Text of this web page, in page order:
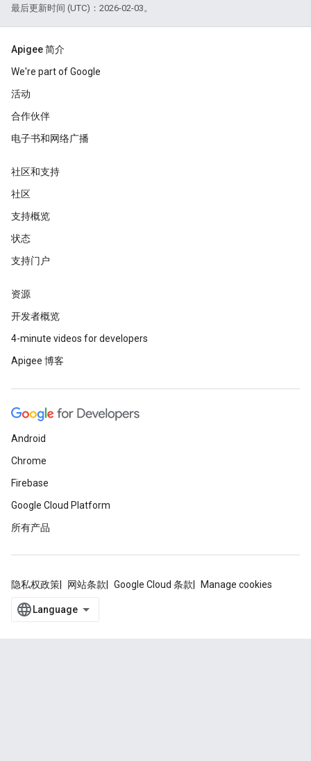
最后更新时间 (UTC)：2026-02-03。
Apigee 简介
We're part of Google
活动
合作伙伴
电子书和网络广播
社区和支持
社区
支持概览
状态
支持门户
资源
开发者概览
4-minute videos for developers
Apigee 博客
Android
Chrome
Firebase
Google Cloud Platform
所有产品
隐私权政策 网站条款 Google Cloud 条款 Manage cookies